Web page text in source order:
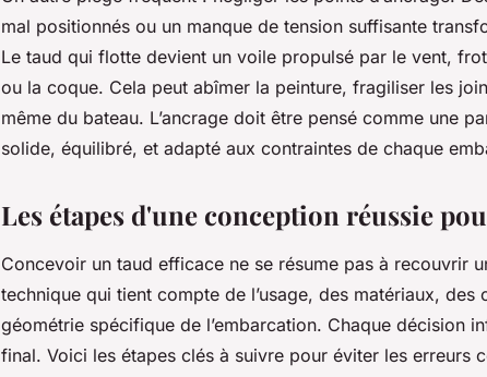
mal positionnés ou un manque de tension suffisante
Le taud qui flotte devient un voile propulsé par le vent,
ou la coque. Cela peut abîmer la peinture, fragiliser les
même du bateau. L’ancrage doit être pensé comme une
solide, équilibré, et adapté aux contraintes de chaque
Les étapes d'une conception réussie
Concevoir un taud efficace ne se résume pas à recouvrir
technique qui tient compte de l’usage, des matériaux, des
géométrie spécifique de l’embarcation. Chaque décision
final. Voici les étapes clés à suivre pour éviter les erreurs